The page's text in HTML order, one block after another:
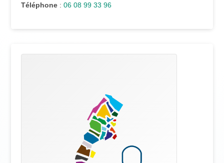
Téléphone : 06 08 99 33 96